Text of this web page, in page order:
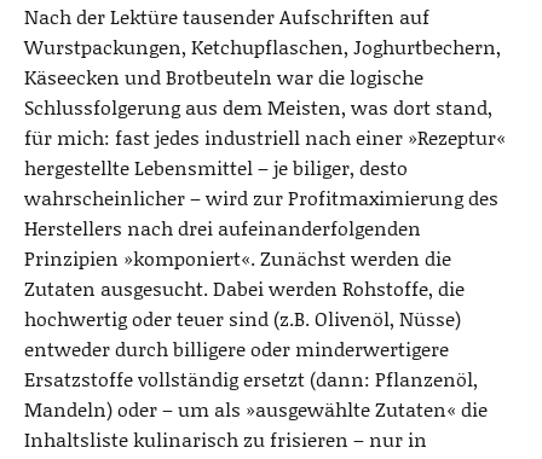
Nach der Lektüre tausender Aufschriften auf
Wurstpackungen, Ketchupflaschen, Joghurtbechern,
Käseecken und Brotbeuteln war die logische
Schlussfolgerung aus dem Meisten, was dort stand,
für mich: fast jedes industriell nach einer »Rezeptur«
hergestellte Lebensmittel – je biliger, desto
wahrscheinlicher – wird zur Profitmaximierung des
Herstellers nach drei aufeinanderfolgenden
Prinzipien »komponiert«. Zunächst werden die
Zutaten ausgesucht. Dabei werden Rohstoffe, die
hochwertig oder teuer sind (z.B. Olivenöl, Nüsse)
entweder durch billigere oder minderwertigere
Ersatzstoffe vollständig ersetzt (dann: Pflanzenöl,
Mandeln) oder – um als »ausgewählte Zutaten« die
Inhaltsliste kulinarisch zu frisieren – nur in